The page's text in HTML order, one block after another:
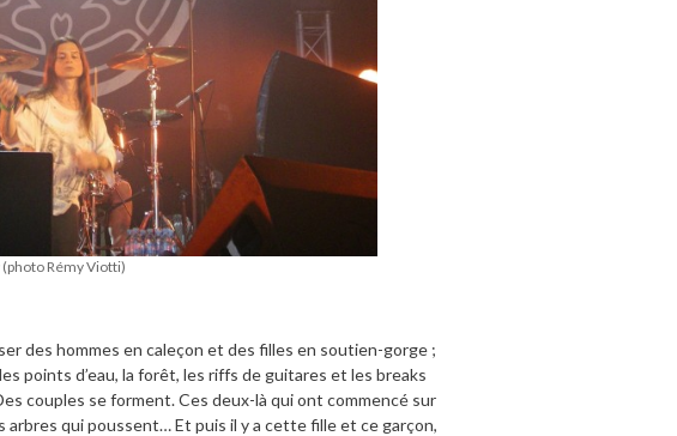
Rémy Viotti)
des hommes en caleçon et des filles en soutien-gorge ;
points d’eau, la forêt, les riffs de guitares et les breaks
couples se forment. Ces deux-là qui ont commencé sur
qui poussent… Et puis il y a cette fille et ce garçon,